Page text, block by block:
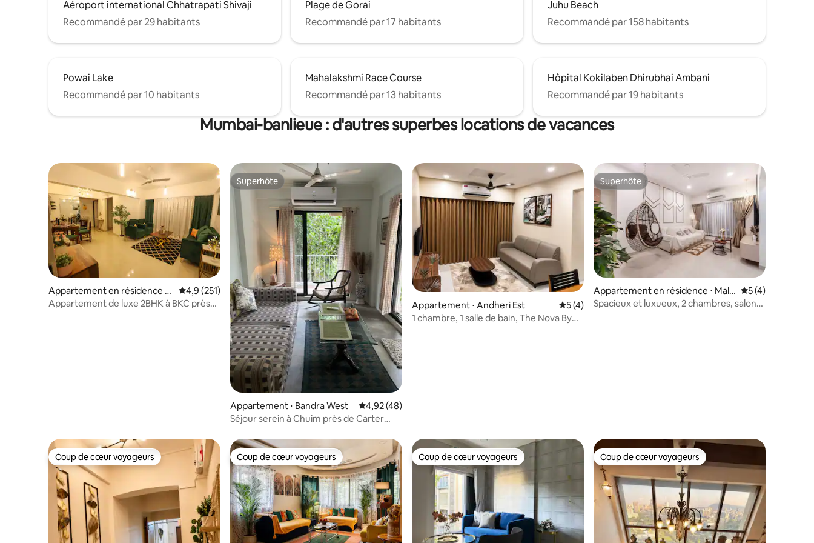
Aéroport international Chhatrapati Shivaji
Recommandé par 29 habitants
Plage de Gorai
Recommandé par 17 habitants
Juhu Beach
Recommandé par 158 habitants
Powai Lake
Recommandé par 10 habitants
Mahalakshmi Race Course
Recommandé par 13 habitants
Hôpital Kokilaben Dhirubhai Ambani
Recommandé par 19 habitants
Mumbai-banlieue : d'autres superbes locations de vacances
Appartement en résidence ⋅
Bandra East
Évaluation moyenne sur la base de 251 commentaires : 4,9 sur 5
4,9 (251)
Appartement de luxe 2BHK à BKC près
Superhôte
Superhôte
Appartement ⋅ Bandra West Évaluation moyenne sur la base de 48 commentaires : 4,92 sur 5
4,92 (48)
Séjour serein à Chuim près de Carter
Appartement ⋅ Andheri Est Évaluation moyenne sur la base de 4 commentaires : 5 sur 5
5 (4)
1 chambre, 1 salle de bain, The Nova By
Superhôte
Superhôte
Appartement en résidence ⋅ Mala
d Est
Évaluation
5 (4)
Spacieux et luxueux, 2 chambres, salon
Coup de cœur voyageurs
Coup de cœur voyageurs Coup de cœur voyageurs
Coup de cœur voyageurs Coup de cœur voyageurs
Coup de cœur voyageurs Coup de cœur voyageurs
Coup de cœur voyageurs